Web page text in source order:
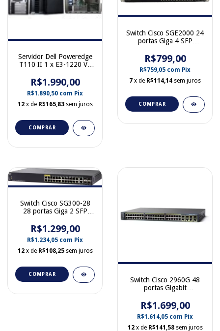
Servidor Dell Poweredge
T110 II 1 x E3-1220 V2
0WC6HK
R$1.990,00
R$1.890,50 com Pix
12 x de R$165,83 sem juros
COMPRAR
Switch Cisco SGE2000 24
portas Giga 4 SFP
R$799,00
R$759,05 com Pix
7 x de R$114,14 sem juros
COMPRAR
Switch Cisco SG300-28
28 portas Giga 2 SFP
R$1.299,00
R$1.234,05 com Pix
12 x de R$108,25 sem juros
COMPRAR
Switch Cisco 2960G 48
portas Gigabit
48TC-L
R$1.699,00
R$1.614,05 com Pix
12 x de R$141,58 sem juros